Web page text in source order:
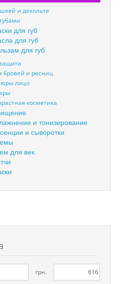
и декольте
для губ
для губ
для губ
бровей и ресниц
лицо
косметика
и тонизирование
и сыворотки
для век
грн.